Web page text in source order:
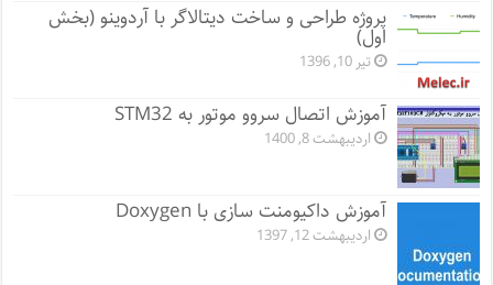
پروژه طراحی و ساخت دیتالاگر با آردوینو (بخش
اول)
تیر 10, 1396
آموزش اتصال سروو موتور به STM32
اردیبهشت 8, 1400
آموزش داکیومنت سازی با Doxygen
اردیبهشت 12, 1397